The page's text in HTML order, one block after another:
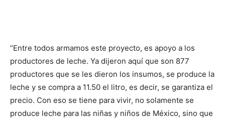
“Entre todos armamos este proyecto, es apoyo a los
productores de leche. Ya dijeron aquí que son 877
productores que se les dieron los insumos, se produce la
leche y se compra a 11.50 el litro, es decir, se garantiza el
precio. Con eso se tiene para vivir, no solamente se
produce leche para las niñas y niños de México, sino que